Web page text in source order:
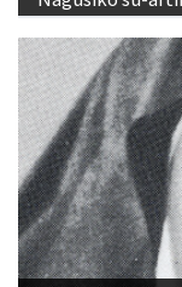
Otoitzaldia,
omenez